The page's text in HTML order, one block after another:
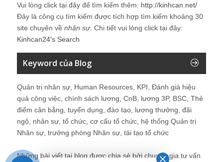
Vui lòng click tại đây để tìm kiếm thêm: http://kinhcan.net/
Đây là công cụ tìm kiếm được tích hợp tìm kiếm khoảng 30
site chuyên về nhân sự. Chi tiết vui lòng click tại đây:
Kinhcan24′s Search
Keyword của Blog
Quản trị nhân sự, Human Resources, KPI, Đánh giá hiệu
quả công việc, chính sách lương, CnB, lương 3P, BSC, Thẻ
điểm cân bằng, tuyển dụng, đào tạo, lương thưởng, đãi
ngộ, nhân sự, tổ chức, cơ cấu tổ chức, hệ thống Quản trị
Nhân sự, trưởng phòng Nhân sự, tái tạo tổ chức
Những bài viết tại blog được chia sẻ bởi chuyên gia tư vấn